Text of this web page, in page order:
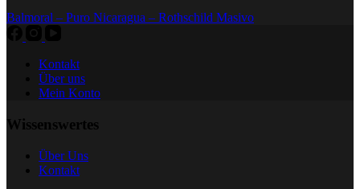
Balmoral – Puro Nicaragua – Rothschild Masivo
Kontakt
Über uns
Mein Konto
Wissenswertes
Über Uns
Kontakt